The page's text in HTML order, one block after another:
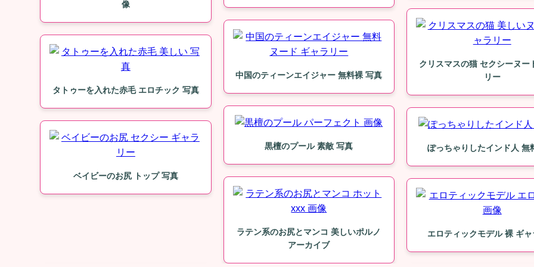
像
タトゥーを入れた赤毛 エロチック 写真
ベイビーのお尻 トップ 写真
中国のティーンエイジャー 無料裸 写真
黒檀のプール 素敵 写真
ラテン系のお尻とマンコ 美しいポルノ
アーカイブ
クリスマスの猫 セクシーヌー
リー
ぽっちゃりしたインド人 無
エロティックモデル 裸 ギ